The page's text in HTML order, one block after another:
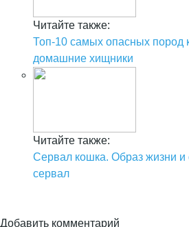
Читайте также:
Топ-10 самых опасных пород
домашние хищники
Читайте также:
Сервал кошка. Образ жизни и
сервал
Добавить комментарий